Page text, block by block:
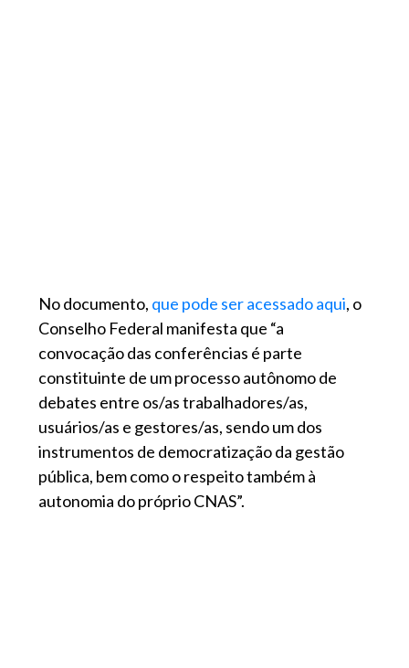
No documento, que pode ser acessado aqui, o
Conselho Federal manifesta que “a
convocação das conferências é parte
constituinte de um processo autônomo de
debates entre os/as trabalhadores/as,
usuários/as e gestores/as, sendo um dos
instrumentos de democratização da gestão
pública, bem como o respeito também à
autonomia do próprio CNAS”.